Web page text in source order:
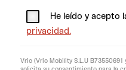
He leído y acepto
privacidad.
Vrio (Vrio Mobility S.L.U